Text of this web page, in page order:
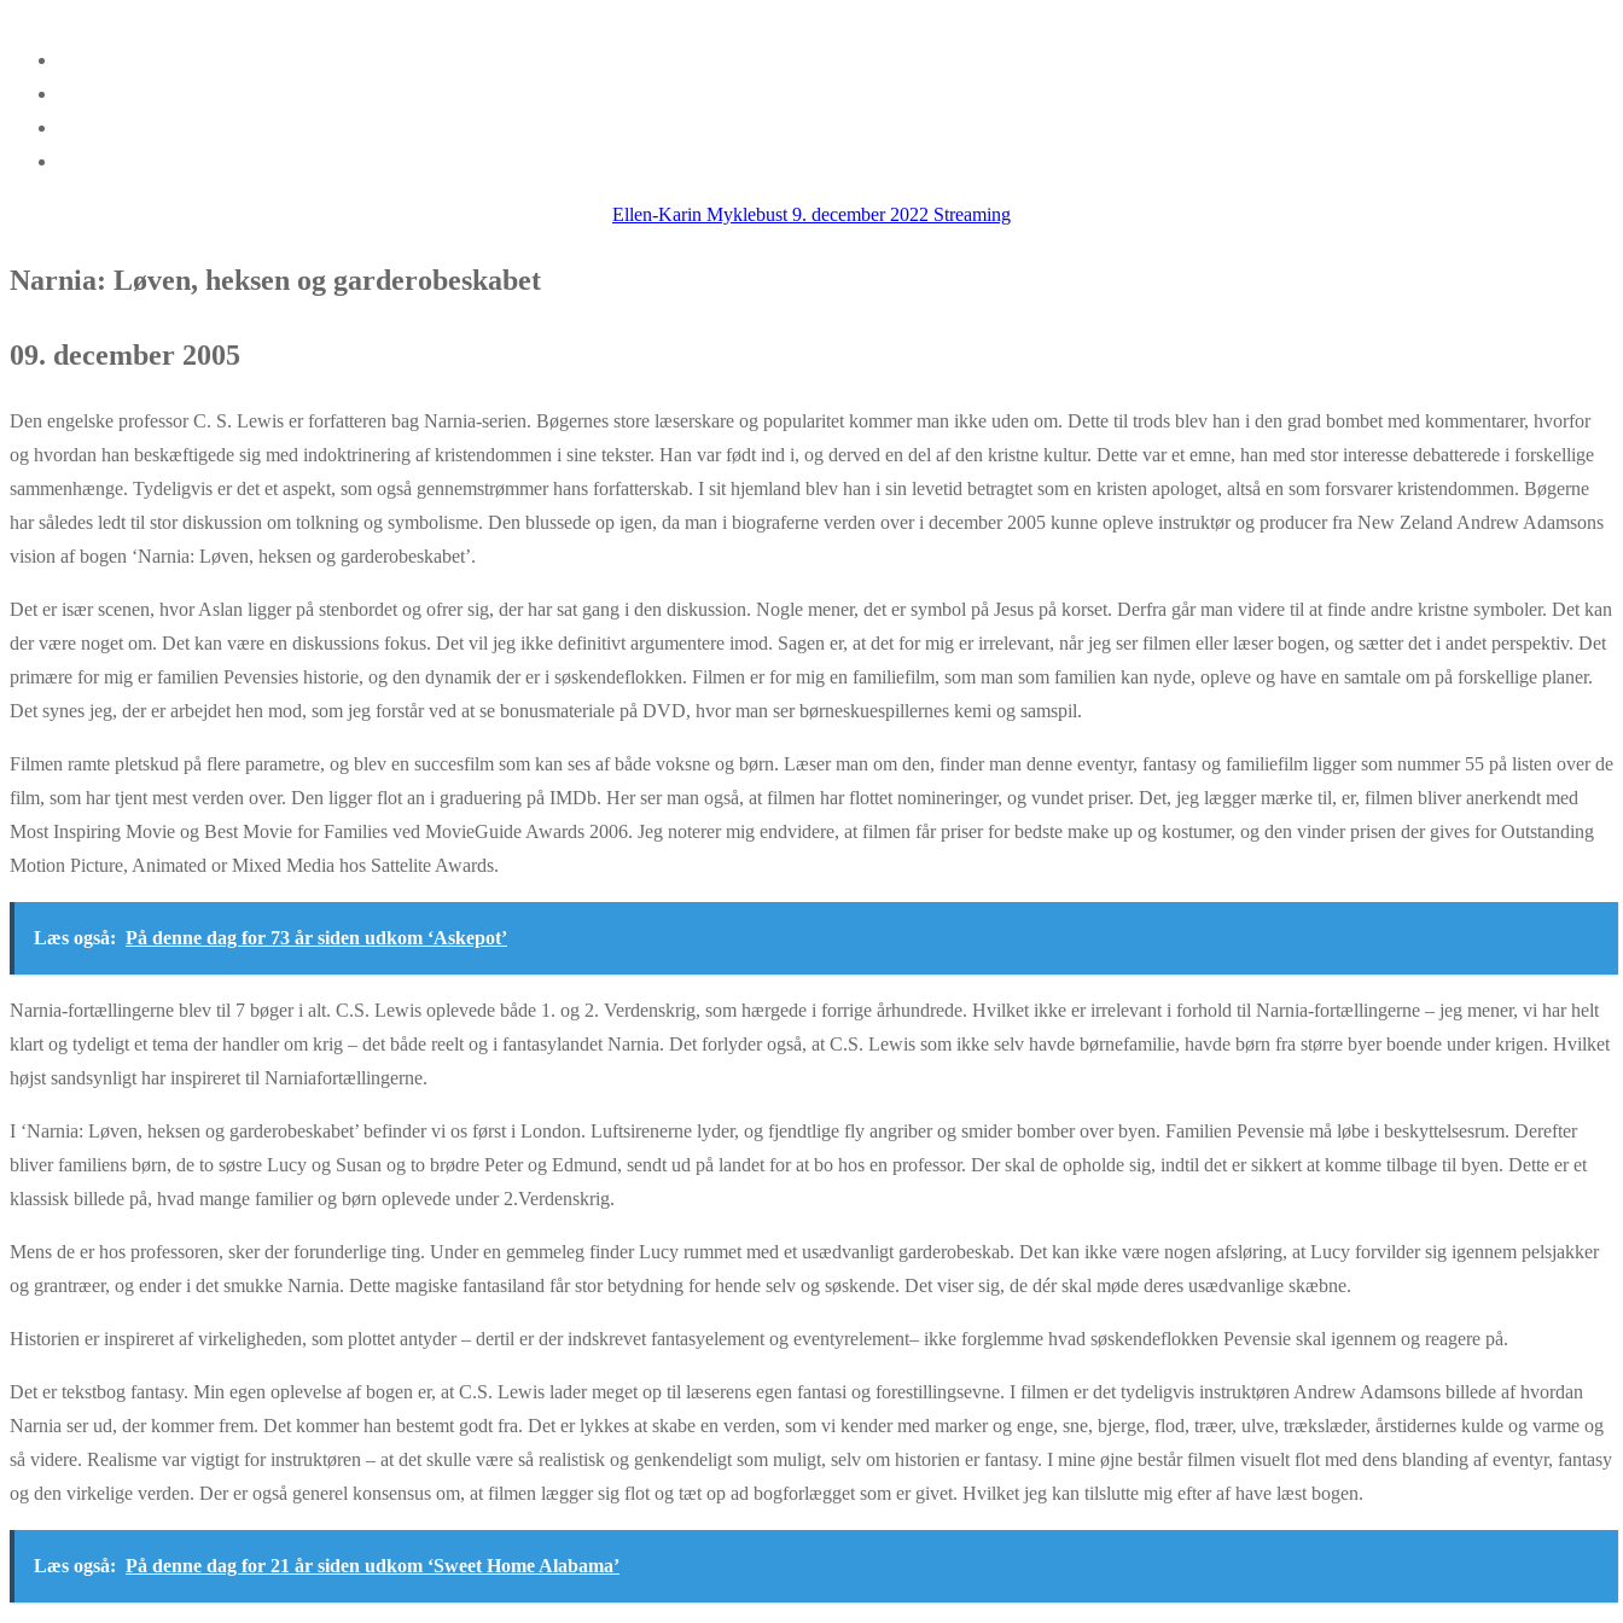
Ellen-Karin Myklebust 9. december 2022 Streaming
Narnia: Løven, heksen og garderobeskabet
09. december 2005
Den engelske professor C. S. Lewis er forfatteren bag Narnia-serien. Bøgernes store læserskare og popularitet kommer man ikke uden om. Dette til trods blev han i den grad bombet med kommentarer, hvorfor
og hvordan han beskæftigede sig med indoktrinering af kristendommen i sine tekster. Han var født ind i, og derved en del af den kristne kultur. Dette var et emne, han med stor interesse debatterede i forskellige
sammenhænge. Tydeligvis er det et aspekt, som også gennemstrømmer hans forfatterskab. I sit hjemland blev han i sin levetid betragtet som en kristen apologet, altså en som forsvarer kristendommen. Bøgerne
har således ledt til stor diskussion om tolkning og symbolisme. Den blussede op igen, da man i biograferne verden over i december 2005 kunne opleve instruktør og producer fra New Zeland Andrew Adamsons
vision af bogen ‘Narnia: Løven, heksen og garderobeskabet’.
Det er især scenen, hvor Aslan ligger på stenbordet og ofrer sig, der har sat gang i den diskussion. Nogle mener, det er symbol på Jesus på korset. Derfra går man videre til at finde andre kristne symboler. Det kan
der være noget om. Det kan være en diskussions fokus. Det vil jeg ikke definitivt argumentere imod. Sagen er, at det for mig er irrelevant, når jeg ser filmen eller læser bogen, og sætter det i andet perspektiv. Det
primære for mig er familien Pevensies historie, og den dynamik der er i søskendeflokken. Filmen er for mig en familiefilm, som man som familien kan nyde, opleve og have en samtale om på forskellige planer.
Det synes jeg, der er arbejdet hen mod, som jeg forstår ved at se bonusmateriale på DVD, hvor man ser børneskuespillernes kemi og samspil.
Filmen ramte pletskud på flere parametre, og blev en succesfilm som kan ses af både voksne og børn. Læser man om den, finder man denne eventyr, fantasy og familiefilm ligger som nummer 55 på listen over de
film, som har tjent mest verden over. Den ligger flot an i graduering på IMDb. Her ser man også, at filmen har flottet nomineringer, og vundet priser. Det, jeg lægger mærke til, er, filmen bliver anerkendt med
Most Inspiring Movie og Best Movie for Families ved MovieGuide Awards 2006. Jeg noterer mig endvidere, at filmen får priser for bedste make up og kostumer, og den vinder prisen der gives for Outstanding
Motion Picture, Animated or Mixed Media hos Sattelite Awards.
Læs også: På denne dag for 73 år siden udkom ‘Askepot’
Narnia-fortællingerne blev til 7 bøger i alt. C.S. Lewis oplevede både 1. og 2. Verdenskrig, som hærgede i forrige århundrede. Hvilket ikke er irrelevant i forhold til Narnia-fortællingerne – jeg mener, vi har helt
klart og tydeligt et tema der handler om krig – det både reelt og i fantasylandet Narnia. Det forlyder også, at C.S. Lewis som ikke selv havde børnefamilie, havde børn fra større byer boende under krigen. Hvilket
højst sandsynligt har inspireret til Narniafortællingerne.
I ‘Narnia: Løven, heksen og garderobeskabet’ befinder vi os først i London. Luftsirenerne lyder, og fjendtlige fly angriber og smider bomber over byen. Familien Pevensie må løbe i beskyttelsesrum. Derefter
bliver familiens børn, de to søstre Lucy og Susan og to brødre Peter og Edmund, sendt ud på landet for at bo hos en professor. Der skal de opholde sig, indtil det er sikkert at komme tilbage til byen. Dette er et
klassisk billede på, hvad mange familier og børn oplevede under 2.Verdenskrig.
Mens de er hos professoren, sker der forunderlige ting. Under en gemmeleg finder Lucy rummet med et usædvanligt garderobeskab. Det kan ikke være nogen afsløring, at Lucy forvilder sig igennem pelsjakker
og grantræer, og ender i det smukke Narnia. Dette magiske fantasiland får stor betydning for hende selv og søskende. Det viser sig, de dér skal møde deres usædvanlige skæbne.
Historien er inspireret af virkeligheden, som plottet antyder – dertil er der indskrevet fantasyelement og eventyrelement– ikke forglemme hvad søskendeflokken Pevensie skal igennem og reagere på.
Det er tekstbog fantasy. Min egen oplevelse af bogen er, at C.S. Lewis lader meget op til læserens egen fantasi og forestillingsevne. I filmen er det tydeligvis instruktøren Andrew Adamsons billede af hvordan
Narnia ser ud, der kommer frem. Det kommer han bestemt godt fra. Det er lykkes at skabe en verden, som vi kender med marker og enge, sne, bjerge, flod, træer, ulve, trækslæder, årstidernes kulde og varme og
så videre. Realisme var vigtigt for instruktøren – at det skulle være så realistisk og genkendeligt som muligt, selv om historien er fantasy. I mine øjne består filmen visuelt flot med dens blanding af eventyr, fantasy
og den virkelige verden. Der er også generel konsensus om, at filmen lægger sig flot og tæt op ad bogforlægget som er givet. Hvilket jeg kan tilslutte mig efter af have læst bogen.
Læs også: På denne dag for 21 år siden udkom ‘Sweet Home Alabama’